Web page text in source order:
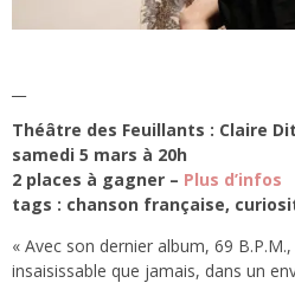
Théâtre des Feuillants : Claire
samedi 5 mars à 20h
2 places à gagner – Plus d’infos
tags : chanson française,
« Avec son dernier album, 69
insaisissable que jamais, dans un